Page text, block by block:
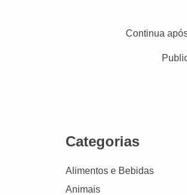
Continua
Categorias
Alimentos e Bebidas
Animais